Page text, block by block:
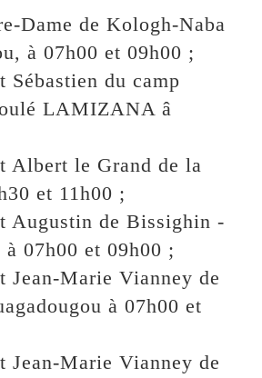
Dame de Kologh-Naba
à 07h00 et 09h00 ;
Sébastien du camp
LAMIZANA â
Albert le Grand de la
et 11h00 ;
Augustin de Bissighin -
à 07h00 et 09h00 ;
Jean-Marie Vianney de
à 07h00 et
Jean-Marie Vianney de